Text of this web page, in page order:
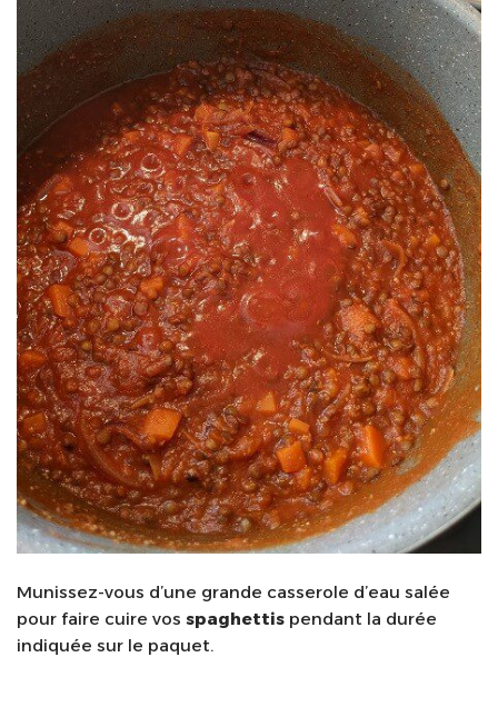
Munissez-vous d’une grande casserole d’eau salée
pour faire cuire vos spaghettis pendant la durée
indiquée sur le paquet.